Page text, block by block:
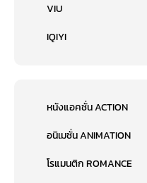
VIU
IQIYI
หนังแอคชั่น ACTION
อนิเมชั่น ANIMATION
โรแมนติก ROMANCE